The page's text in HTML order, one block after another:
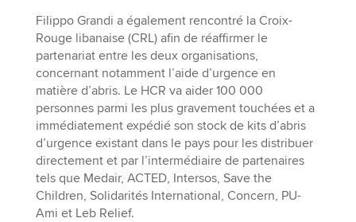
Filippo Grandi a également rencontré la Croix-
Rouge libanaise (CRL) afin de réaffirmer le
partenariat entre les deux organisations,
concernant notamment l’aide d’urgence en
matière d’abris. Le HCR va aider 100 000
personnes parmi les plus gravement touchées et a
immédiatement expédié son stock de kits d’abris
d’urgence existant dans le pays pour les distribuer
directement et par l’intermédiaire de partenaires
tels que Medair, ACTED, Intersos, Save the
Children, Solidarités International, Concern, PU-
Ami et Leb Relief.